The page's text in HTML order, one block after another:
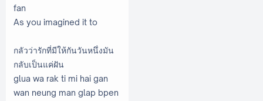
fan
As you imagined it to
กลัวว่ารักที่มีให้กันวันหนึ่งมัน
กลับเป็นแค่ฝัน
glua wa rak ti mi hai gan
wan neung man glap bpen